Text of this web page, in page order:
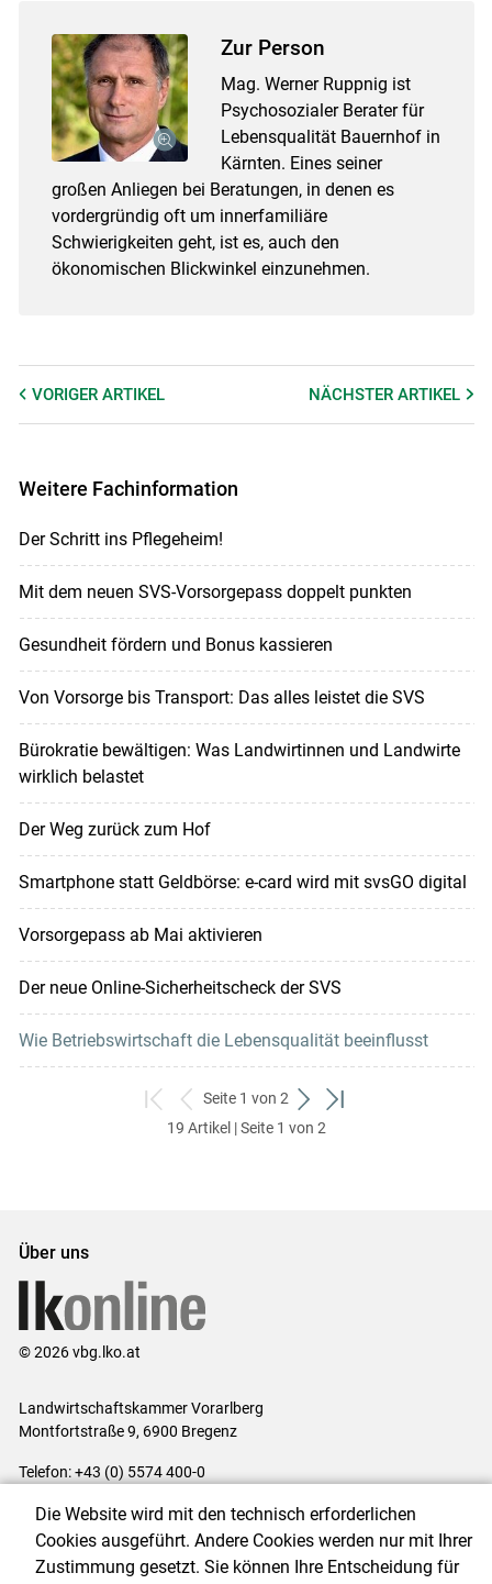
Zur Person
Mag. Werner Ruppnig ist
Psychosozialer Berater für
Lebensqualität Bauernhof in
Kärnten. Eines seiner
großen Anliegen bei Beratungen, in denen es
vordergründig oft um innerfamiliäre
Schwierigkeiten geht, ist es, auch den
ökonomischen Blickwinkel einzunehmen.
VORIGER ARTIKEL NÄCHSTERARTIKEL
Weitere Fachinformation
Der Schritt ins Pflegeheim!
Mit dem neuen SVS-Vorsorgepass doppelt punkten
Gesundheit fördern und Bonus kassieren
Von Vorsorge bis Transport: Das alles leistet die SVS
Bürokratie bewältigen: Was Landwirtinnen und Landwirte
wirklich belastet
Der Weg zurück zum Hof
Smartphone statt Geldbörse: e-card wird mit svsGO digital
Vorsorgepass ab Mai aktivieren
Der neue Online-Sicherheitscheck der SVS
Wie Betriebswirtschaft die Lebensqualität beeinflusst
zum
ersten
zurück
zum
Seite 1 von 2
weiter
zum
zum
19 Artikel | Seite 1 von 2
Über uns
© 2026 vbg.lko.at
Landwirtschaftskammer Vorarlberg
Montfortstraße 9, 6900 Bregenz
Telefon: +43 (0) 5574 400-0
Impressum|Kontakt|Datenschutzerklärung|Barrierefreiheit|
Cookie-Einstellungen
Die Website wird mit den technisch erforderlichen
Cookies ausgeführt. Andere Cookies werden nur mit Ihrer
Zustimmung gesetzt. Sie können Ihre Entscheidung für